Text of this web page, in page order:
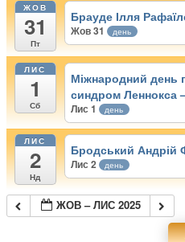
ЖОВ
31
Пт
Брауде Ілля
Жов 31 день
ЛИС
1
Сб
Міжнародний день
синдром Леннокса
Лис 1 день
ЛИС
2
Нд
Бродський Андрій
Лис 2 день
ЖОВ – ЛИС 2025